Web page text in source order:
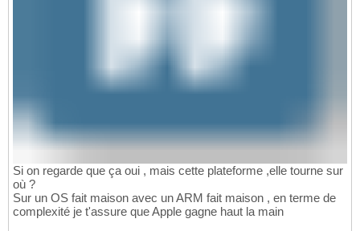
Si on regarde que ça oui , mais cette plateforme ,elle tourne sur
où ?
Sur un OS fait maison avec un ARM fait maison , en terme de
complexité je t'assure que Apple gagne haut la main